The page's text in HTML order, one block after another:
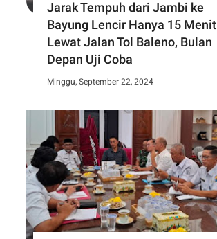
Jarak Tempuh dari Jambi ke
Bayung Lencir Hanya 15 Menit
Lewat Jalan Tol Baleno, Bulan
Depan Uji Coba
Minggu, September 22, 2024